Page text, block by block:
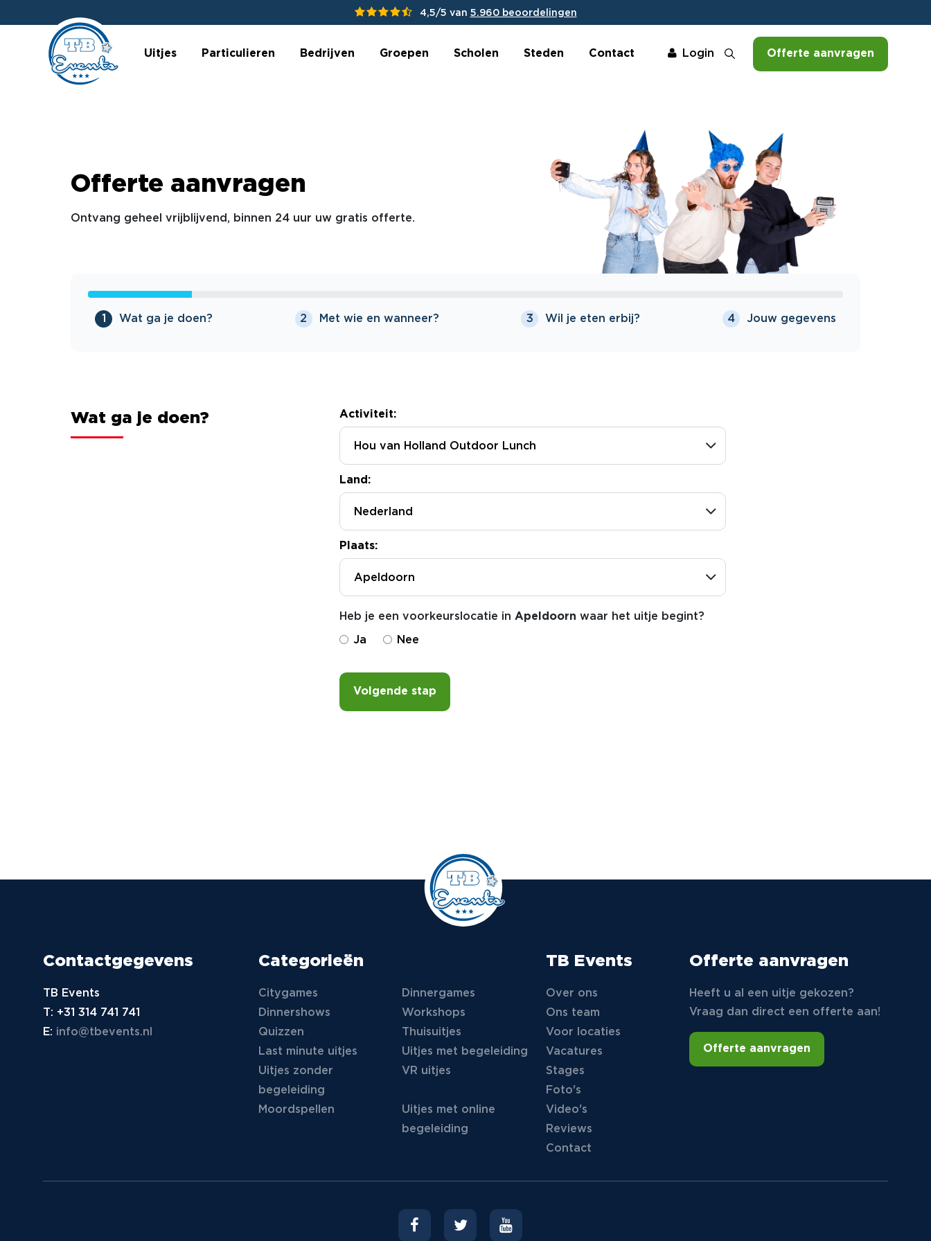
4,5/5 van 5.960 beoordelingen
Uitjes Particulieren Bedrijven Groepen Scholen Steden Contact Login Offerte aanvragen
Offerte aanvragen
Ontvang geheel vrijblijvend, binnen 24 uur uw gratis offerte.
1 Wat ga je doen? 2 Met wie en wanneer? 3 Wil je eten erbij? 4 Jouw gegevens
Wat ga je doen? Activiteit:
Land:
Plaats:
Apeldoorn
Heb je een voorkeurslocatie in Apeldoorn waar het uitje begint?
Ja Nee
Volgende stap
Contactgegevens
TB Events
T: +31 314 741 741
E: info@tbevents.nl
Categorieën
Citygames
Dinnergames
Dinnershows
Workshops
Quizzen
Thuisuitjes
Last minute uitjes
Uitjes met begeleiding
Uitjes zonder
begeleiding
VR uitjes
Moordspellen
Uitjes met online
begeleiding
TB Events
Over ons
Ons team
Voor locaties
Vacatures
Stages
Foto's
Video's
Reviews
Contact
Offerte aanvragen
Heeft u al een uitje gekozen?
Vraag dan direct een offerte aan!
Offerte aanvragen